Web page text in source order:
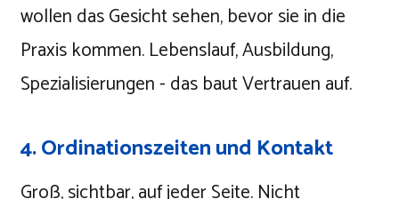
wollen das Gesicht sehen, bevor sie in die
Praxis kommen. Lebenslauf, Ausbildung,
Spezialisierungen - das baut Vertrauen auf.
4. Ordinationszeiten und Kontakt
Groß, sichtbar, auf jeder Seite. Nicht